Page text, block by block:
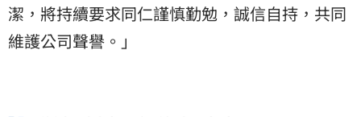
潔，將持續要求同仁謹慎勤勉，誠信自持，共同
維護公司聲譽。」